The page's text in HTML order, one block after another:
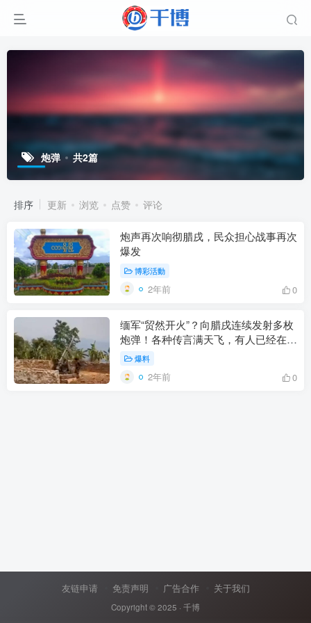
炮弹 共2篇
排序 更新 浏览 点赞 评论
炮声再次响彻腊戌，民众担心战事再次
爆发
博彩活動
2年前 0
缅军“贸然开火”？向腊戌连续发射多枚
炮弹！各种传言满天飞，有人已经在收
拾行李准备跑路了
爆料
2年前 0
友链申请 免责声明 广告合作 关于我们
Copyright © 2025 · 千博